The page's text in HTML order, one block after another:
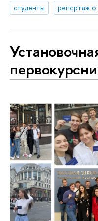
студенты
репортаж о